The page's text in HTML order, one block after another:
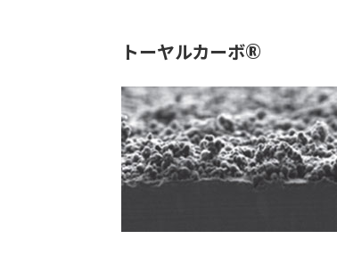
トーヤルカーボ®